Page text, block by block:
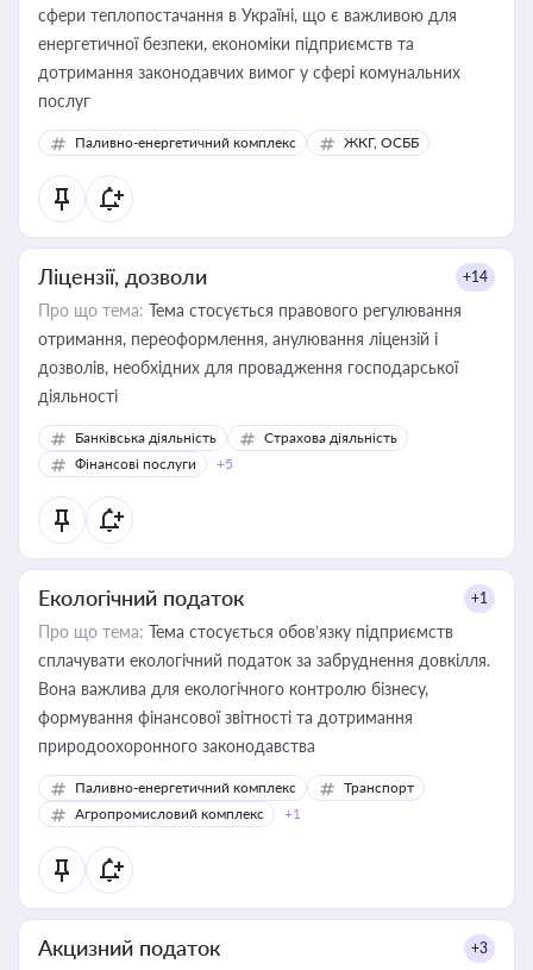
сфери теплопостачання в Україні, що є важливою для
енергетичної безпеки, економіки підприємств та
дотримання законодавчих вимог у сфері комунальних
послуг
Паливно-енергетичний комплекс ЖКГ, ОСББ
Ліцензії, дозволи +14
Про що тема: Тема стосується правового регулювання
отримання, переоформлення, анулювання ліцензій і
дозволів, необхідних для провадження господарської
діяльності
Банківська діяльність
Страхова діяльність
Фінансові послуги
+5
Екологічний податок +1
Про що тема: Тема стосується обов’язку підприємств
сплачувати екологічний податок за забруднення довкілля.
Вона важлива для екологічного контролю бізнесу,
формування фінансової звітності та дотримання
природоохоронного законодавства
Паливно-енергетичний комплекс
Транспорт
Агропромисловий комплекс
+1
Акцизний податок +3